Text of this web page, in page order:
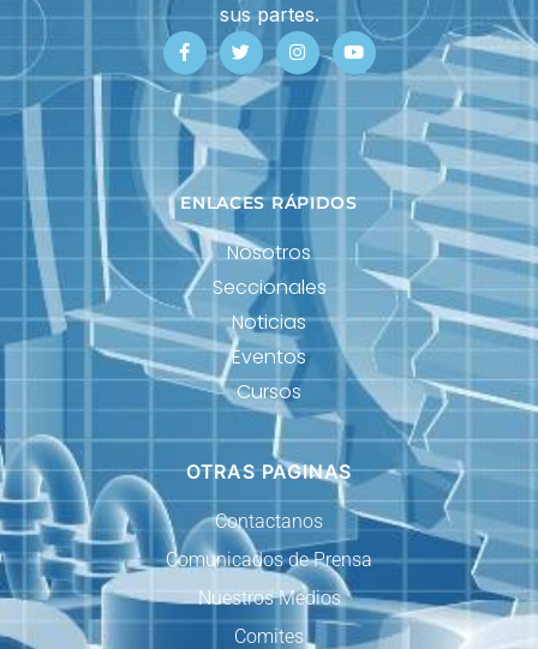
sus partes.
ENLACES RÁPIDOS
Nosotros
Seccionales
Noticias
Eventos
Cursos
OTRAS PAGINAS
Contactanos
Comunicados de Prensa
Nuestros Medios
Comites